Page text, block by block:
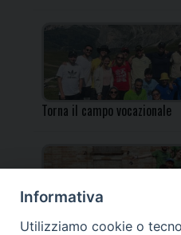
Torna il campo vocazionale
Informativa
Utilizziamo cookie o